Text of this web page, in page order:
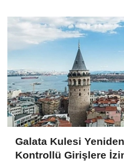
Galata Kulesi
Kontrollü Girişlere